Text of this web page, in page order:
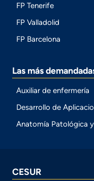
FP Tenerife
FP Valladolid
FP Barcelona
Las más
Auxiliar de enfermería
Desarrollo de
Anatomía Patológica
CESUR